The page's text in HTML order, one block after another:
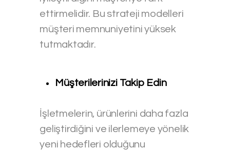
ettirmelidir. Bu strateji modelleri
müşteri memnuniyetini yüksek
tutmaktadır.
Müşterilerinizi Takip Edin
İşletmelerin, ürünlerini daha fazla
geliştirdiğini ve ilerlemeye yönelik
yeni hedefleri olduğunu